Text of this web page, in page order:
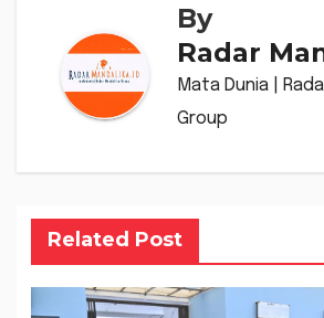
By
Radar
Mata Dunia |
Group
Related Post